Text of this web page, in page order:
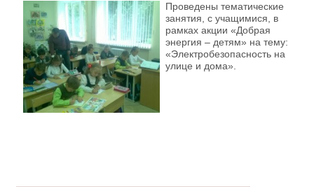
Проведены тематические
занятия, с учащимися, в
рамках акции «Добрая
энергия – детям» на тему:
«Электробезопасность на
улице и дома».